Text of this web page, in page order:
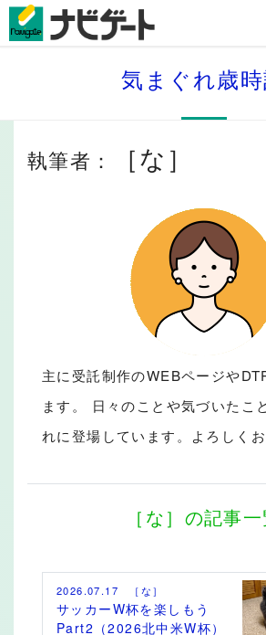
気まぐれ歳
執筆者： ［な］
主に受託制作のWEBページや
ます。 日々のことや気づいたこ
れに登場しています。よろしくお
［な］の記事
2026.07.17 ［な］
サッカーW杯を楽しもう
Part2（2026北中米W杯）